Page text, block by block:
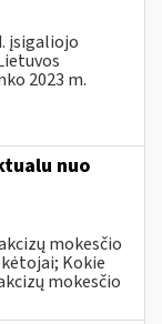
įsigaliojo
2023 m.
nuo
mokesčio
Kokie
mokesčio